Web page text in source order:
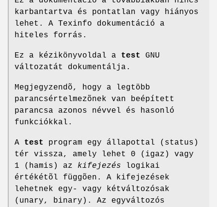
karbantartva és pontatlan vagy hiányos
lehet. A Texinfo dokumentáció a
hiteles forrás.
Ez a kézikönyvoldal a test
GNU
változatát dokumentálja.
Megjegyzendõ, hogy a legtöbb
parancsértelmezõnek van beépített
parancsa azonos névvel és hasonló
funkciókkal.
A test
program egy állapottal (status)
tér vissza, amely lehet 0 (igaz) vagy
1 (hamis) az kifejezés logikai
értékétõl függõen. A kifejezések
lehetnek egy- vagy kétváltozósak
(unary, binary). Az egyváltozós